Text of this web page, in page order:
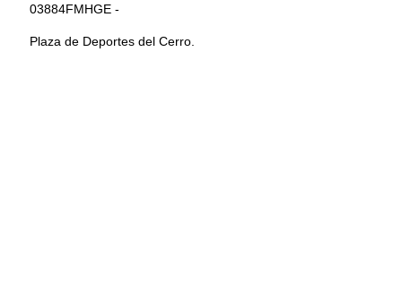
03884FMHGE -
Plaza de Deportes del Cerro.